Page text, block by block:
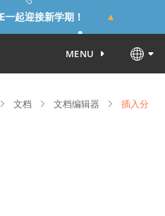
起迎接新学期！
MENU
文档 文档编辑器
插入分